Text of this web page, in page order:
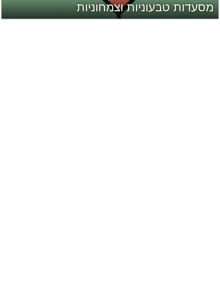
מסעדות טבעוניות וצמחוניות